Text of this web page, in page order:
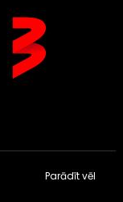
Parādīt vēl